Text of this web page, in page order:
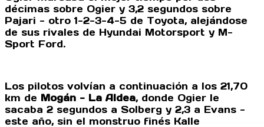
décimas sobre Ogier y 3,2 segundos sobre
Pajari - otro 1-2-3-4-5 de Toyota, alejándose
de sus rivales de Hyundai Motorsport y M-
Sport Ford.
Los pilotos volvían a continuación a los 21,70
km de Mogán - La Aldea, donde Ogier le
sacaba 2 segundos a Solberg y 2,3 a Evans -
este año, sin el monstruo finés Kalle